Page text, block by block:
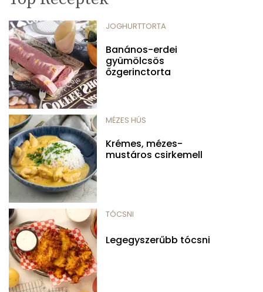
JOGHURTTORTA
Banános-erdei
gyümölcsös
őzgerinctorta
MÉZES HÚS
Krémes, mézes-
mustáros csirkemell
TÓCSNI
Legegyszerűbb tócsni